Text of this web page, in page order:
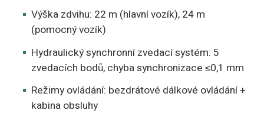
Výška zdvihu: 22 m (hlavní vozík), 24 m
(pomocný vozík)
Hydraulický synchronní zvedací systém: 5
zvedacích bodů, chyba synchronizace ≤0,1 mm
Režimy ovládání: bezdrátové dálkové ovládání +
kabina obsluhy